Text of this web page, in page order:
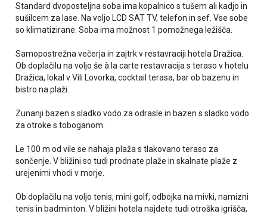
Standard dvoposteljna soba ima kopalnico s tušem ali kadjo in
sušilcem za lase. Na voljo LCD SAT TV, telefon in sef. Vse sobe
so klimatizirane. Soba ima možnost 1 pomožnega ležišča.
Samopostrežna večerja in zajtrk v restavraciji hotela Dražica.
Ob doplačilu na voljo še à la carte restavracija s teraso v hotelu
Dražica, lokal v Vili Lovorka, cocktail terasa, bar ob bazenu in
bistro na plaži.
Zunanji bazen s sladko vodo za odrasle in bazen s sladko vodo
za otroke s toboganom.
Le 100 m od vile se nahaja plaža s tlakovano teraso za
sončenje. V bližini so tudi prodnate plaže in skalnate plaže z
urejenimi vhodi v morje.
Ob doplačilu na voljo tenis, mini golf, odbojka na mivki, namizni
tenis in badminton. V bližini hotela najdete tudi otroška igrišča,